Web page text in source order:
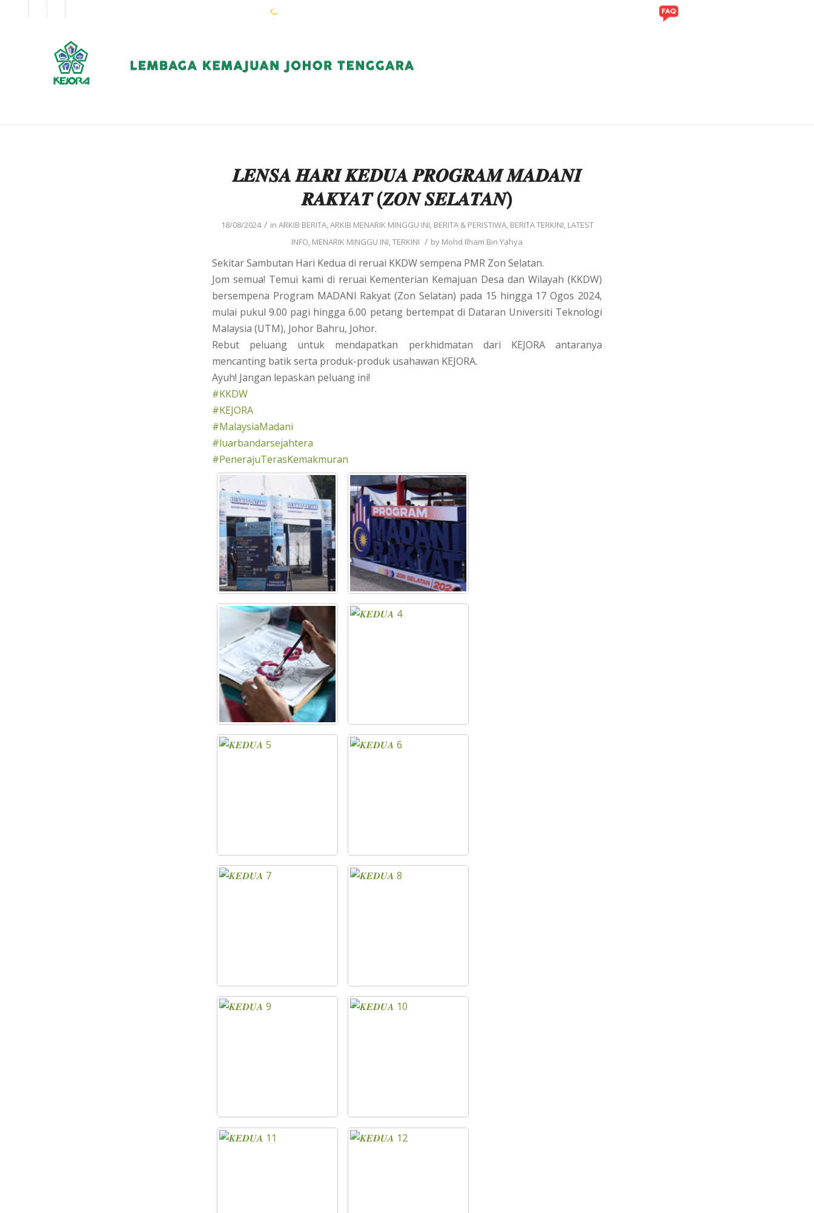
𝑳𝑬𝑵𝑺𝑨 𝑯𝑨𝑹𝑰 𝑲𝑬𝑫𝑼𝑨 𝑷𝑹𝑶𝑮𝑹𝑨𝑴 𝑴𝑨𝑫𝑨𝑵𝑰
𝑹𝑨𝑲𝒀𝑨𝑻 (𝒁𝑶𝑵 𝑺𝑬𝑳𝑨𝑻𝑨𝑵)
18/08/2024 / in ARKIB BERITA,ARKIB MENARIK MINGGU INI, BERITA & PERISTIWA, BERITA TERKINI, LATEST
INFO, MENARIK MINGGU INI,TERKINI / by Mohd Ilham Bin Yahya
Sekitar Sambutan Hari Kedua di reruai KKDW sempena PMR Zon Selatan.
Jom semua! Temui kami di reruai Kementerian Kemajuan Desa dan Wilayah (KKDW)
bersempena Program MADANI Rakyat (Zon Selatan) pada 15 hingga 17 Ogos 2024,
mulai pukul 9.00 pagi hingga 6.00 petang bertempat di Dataran Universiti Teknologi
Malaysia (UTM), Johor Bahru, Johor.
Rebut peluang untuk mendapatkan perkhidmatan dari KEJORA antaranya
mencanting batik serta produk-produk usahawan KEJORA.
Ayuh! Jangan lepaskan peluang ini!
#KKDW
#KEJORA
#MalaysiaMadani
#luarbandarsejahtera
#PenerajuTerasKemakmuran